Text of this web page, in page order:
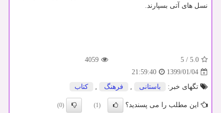
نسل های آتی بسپارند.
5.0
/
5
4059
1399/01/04
21:59:40
تگهای خبر:
باستانی , فرهنگ , كتاب
این مطلب را می پسندید؟ (1)
(0)